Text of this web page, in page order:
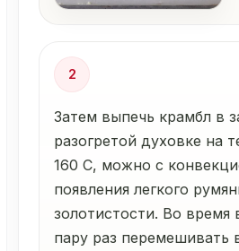
2
Затем выпечь крамбл в
разогретой духовке на
160 С, можно с
появления легкого
золотистости. Во время
пару раз перемешивать